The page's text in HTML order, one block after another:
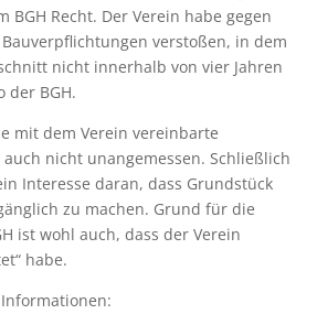
BGH Recht. Der Verein habe gegen
verstoßen, in dem
nicht innerhalb von vier Jahren
der BGH.
mit dem Verein vereinbarte
nicht unangemessen. Schließlich
Interesse daran, dass Grundstück
zu machen. Grund für die
ist wohl auch, dass der Verein
habe.